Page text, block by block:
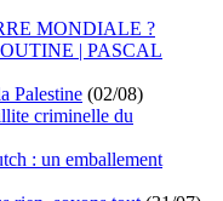
MONDIALE ?
| PASCAL
Palestine (02/08)
criminelle du
: un emballement